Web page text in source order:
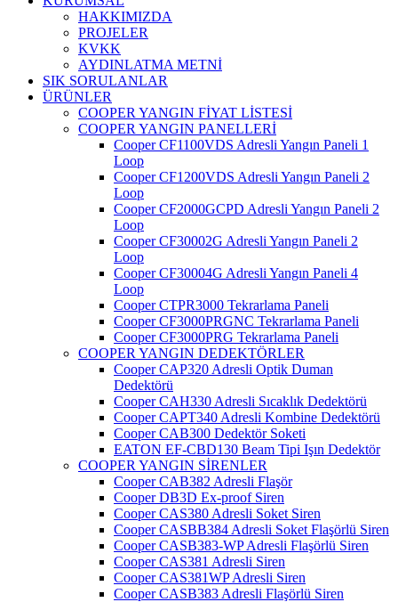
HAKKIMIZDA
PROJELER
KVKK
AYDINLATMA METNİ
SIK SORULANLAR
ÜRÜNLER
COOPER YANGIN FİYAT LİSTESİ
COOPER YANGIN PANELLERİ
Cooper CF1100VDS Adresli Yangın Paneli 1
Loop
Cooper CF1200VDS Adresli Yangın Paneli 2
Loop
Cooper CF2000GCPD Adresli Yangın Paneli 2
Loop
Cooper CF30002G Adresli Yangın Paneli 2
Loop
Cooper CF30004G Adresli Yangın Paneli 4
Loop
Cooper CTPR3000 Tekrarlama Paneli
Cooper CF3000PRGNC Tekrarlama Paneli
Cooper CF3000PRG Tekrarlama Paneli
COOPER YANGIN DEDEKTÖRLER
Cooper CAP320 Adresli Optik Duman
Dedektörü
Cooper CAH330 Adresli Sıcaklık Dedektörü
Cooper CAPT340 Adresli Kombine Dedektörü
Cooper CAB300 Dedektör Soketi
EATON EF-CBD130 Beam Tipi Işın Dedektör
COOPER YANGIN SİRENLER
Cooper CAB382 Adresli Flaşör
Cooper DB3D Ex-proof Siren
Cooper CAS380 Adresli Soket Siren
Cooper CASBB384 Adresli Soket Flaşörlü Siren
Cooper CASB383-WP Adresli Flaşörlü Siren
Cooper CAS381 Adresli Siren
Cooper CAS381WP Adresli Siren
Cooper CASB383 Adresli Flaşörlü Siren